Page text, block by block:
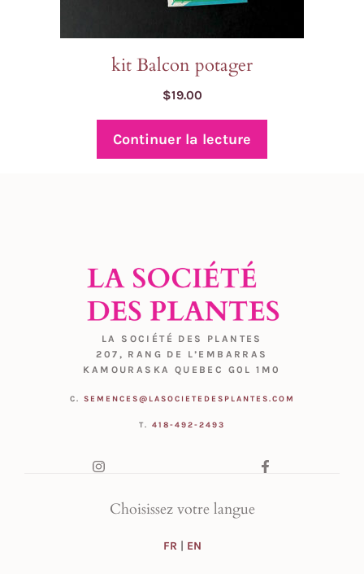
kit Balcon potager
$19.00
Continuer la lecture
LA SOCIÉTÉ DES PLANTES
207, RANG DE L’EMBARRAS
KAMOURASKA QUEBEC G0L 1M0
C. SEMENCES@LASOCIETEDESPLANTES.COM
T. 418-492-2493
Choisissez votre langue
FR | EN